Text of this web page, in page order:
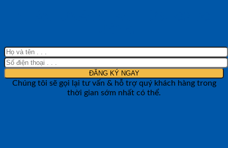
Chúng tôi sẽ gọi lại tư vấn & hỗ trợ quý khách hàng trong
thời gian sớm nhất có thể.